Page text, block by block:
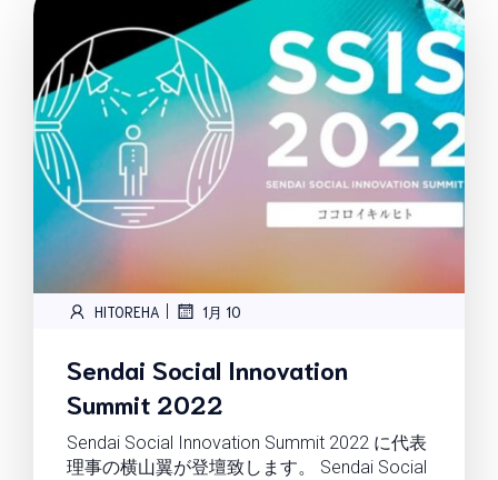
HITOREHA | 1月 10
Sendai Social Innovation
Summit 2022
Sendai Social Innovation Summit 2022 に代表
理事の横山翼が登壇致します。 Sendai Social